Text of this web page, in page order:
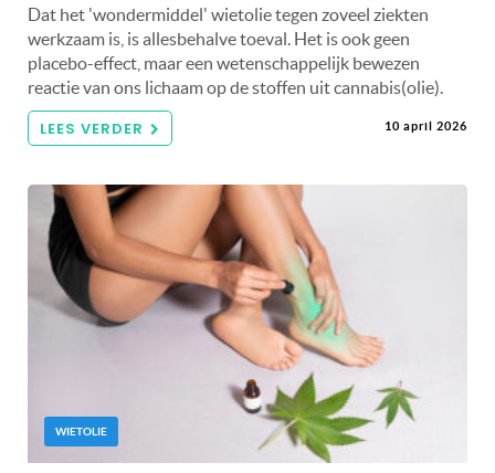
Dat het 'wondermiddel' wietolie tegen zoveel ziekten
werkzaam is, is allesbehalve toeval. Het is ook geen
placebo-effect, maar een wetenschappelijk bewezen
reactie van ons lichaam op de stoffen uit cannabis(olie).
LEES VERDER 10 april 2026
WIETOLIE